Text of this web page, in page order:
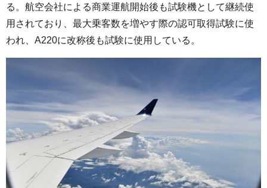
る。航空会社による商業運航開始後も試験機として継続使
用されており、最大乗客数を増やす際の認可取得試験に使
われ、A220に改称後も試験に使用している。